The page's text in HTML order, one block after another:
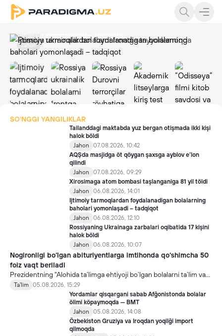
baholari yomonlaşadi – tadqiqot
Jahon 06.08.2026, 12:10
keskin oşirdi
Madaniy 28.07.2026, 16:21
1 2
SO'NGGI YANGILIKLAR
Tailanddagi maktabda yuz bergan otişmada ikki kişi
halok böldi
Jahon
07.08.2026, 10:42
AQŞda masjidga öt qöygan şaxsga ayblov e’lon
qilindi
Jahon
07.08.2026, 09:29
Xirosimaga atom bombasi taşlanganiga 81 yil töldi
Jahon
06.08.2026, 14:01
Ijtimoiy tarmoqlardan foydalanadigan bolalarning
baholari yomonlaşadi – tadqiqot
Jahon
06.08.2026, 12:10
Rossiyaning Ukrainaga zarbalari oqibatida 17 kişini
halok böldi
Jahon
06.08.2026, 10:07
Nogironligi bo‘lgan abituriyentlarga imtihonda qo‘shimcha 50
foiz vaqt beriladi
Prezidentning "Alohida ta’limga ehtiyoji bo‘lgan bolalarni ta’lim va
ijtimoiy xizmatlar bilan qamrab olish tizimini takomillashtirish
bo‘yicha qo‘shimcha chora-tadbirlar to‘g‘risida"gi qarori bilan
inklyuziv ta’lim sohasida qator yangi mexanizmlar joriy etilmoqda.
Ta'lim 05.08.2026, 15:29
Yordamlar qisqargani sabab Afğonistonda bolalar
ölimi köpaymoqda — BMT
Jahon
05.08.2026, 14:08
Özbekiston Gruziya va Iroqdan yoqilği import
qilmoqda